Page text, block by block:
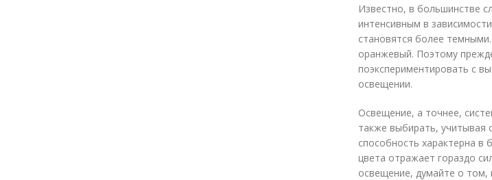
Известно, в большинстве
интенсивным в
становятся более
оранжевый. Поэтому
поэкспериментировать с
освещении.
Освещение, а точнее,
также выбирать, учитывая
способность характерна в
цвета отражает гораздо
освещение, думайте о том,